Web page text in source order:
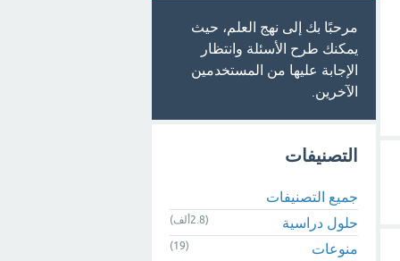
مرحبًا بك إلى نهج العلم، حيث
يمكنك طرح الأسئلة وانتظار
الإجابة عليها من المستخدمين
الآخرين.
التصنيفات
جميع التصنيفات
حلول دراسية
(2.8ألف)
منوعات (19)